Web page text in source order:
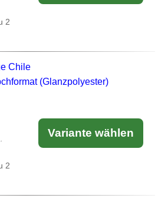
2
Chile
(Glanzpolyester)
2
Variante wählen